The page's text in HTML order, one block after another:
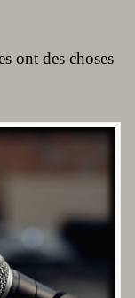
ont des choses